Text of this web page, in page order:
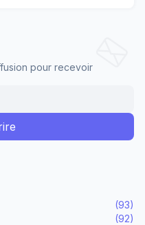
pour recevoir
(93)
(92)